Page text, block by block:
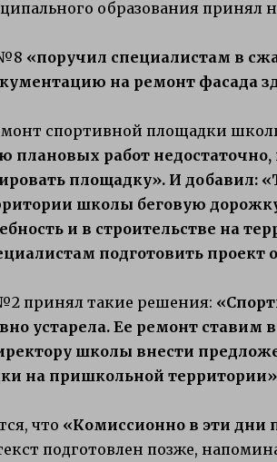
образования принял
«поручил специалистам в
на ремонт фасада
спортивной площадки
плановых работ
площадку». И добавил:
школы беговую
и в строительстве на
подготовить проект
принял такие решения:
устарела. Ее ремонт ставим
школы внести
на пришкольной
что «Комиссионно в эти дни
подготовлен позже,